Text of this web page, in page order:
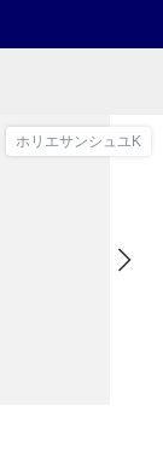
ホリエサンシュユK